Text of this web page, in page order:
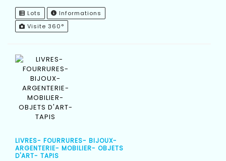
Lots
Informations
Visite 360°
LIVRES- FOURRURES- BIJOUX-
ARGENTERIE- MOBILIER- OBJETS
D'ART- TAPIS